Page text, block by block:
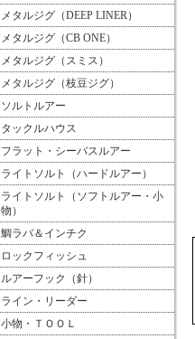
メタルジグ（DEEP LINER）
メタルジグ（CB ONE）
メタルジグ（スミス）
メタルジグ（枝豆ジグ）
ソルトルアー
タックルハウス
フラット・シーバスルアー
ライトソルト（ハードルアー）
ライトソルト（ソフトルアー・小
物）
鯛ラバ＆インチク
ロックフィッシュ
ルアーフック（針）
ライン・リーダー
小物・ＴＯＯＬ